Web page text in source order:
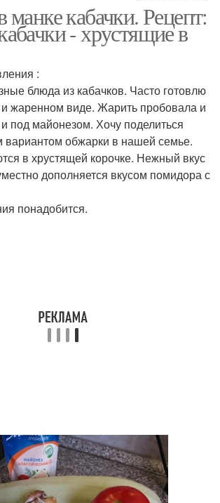
Кабачки с яйцом
Кабачки в панировке
Кабачки с курицей
кабачки. Рецепт:
- хрустящие в
:
блюда из кабачков. Часто готовлю
жаренном виде. Жарить пробовала и
под майонезом. Хочу поделиться
обжарки в нашей семье.
в хрустящей корочке. Нежный вкус
дополняется вкусом помидора с
понадобится.